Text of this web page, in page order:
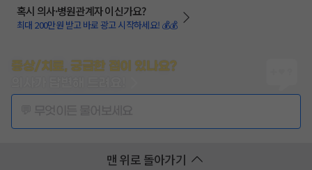
혹시 의사·병원관계자 이신가요?
최대 200만원 받고 바로 광고 시작하세요! 💰💰
증상/치료, 궁금한 점이 있나요?
맨 위로 돌아가기